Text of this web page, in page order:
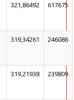
321,86492 617675
319,34261 246086
319,21938 239809